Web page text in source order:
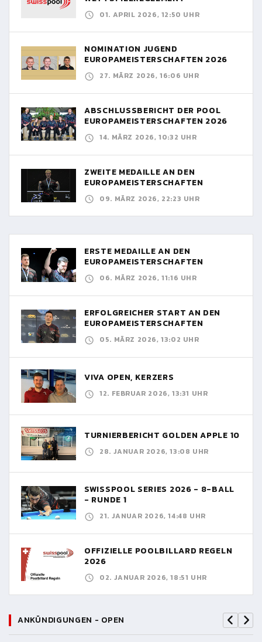
01. APRIL 2026, 12:50 UHR
NOMINATION JUGEND
EUROPAMEISTERSCHAFTEN 2026
27. MÄRZ 2026, 16:06 UHR
ABSCHLUSSBERICHT DER POOL
EUROPAMEISTERSCHAFTEN 2026
14. MÄRZ 2026, 10:32 UHR
ZWEITE MEDAILLE AN DEN
EUROPAMEISTERSCHAFTEN
09. MÄRZ 2026, 22:23 UHR
ERSTE MEDAILLE AN DEN
EUROPAMEISTERSCHAFTEN
06. MÄRZ 2026, 11:16 UHR
ERFOLGREICHER START AN DEN
EUROPAMEISTERSCHAFTEN
05. MÄRZ 2026, 13:02 UHR
VIVA OPEN, KERZERS
12. FEBRUAR 2026, 13:31 UHR
TURNIERBERICHT GOLDEN APPLE 10
28. JANUAR 2026, 13:08 UHR
SWISSPOOL SERIES 2026 - 8-BALL
- RUNDE 1
21. JANUAR 2026, 14:48 UHR
OFFIZIELLE POOLBILLARD REGELN
2026
02. JANUAR 2026, 18:51 UHR
ANKÜNDIGUNGEN - OPEN